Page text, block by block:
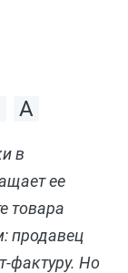
в
ее
товара
продавец
фактуру. Но